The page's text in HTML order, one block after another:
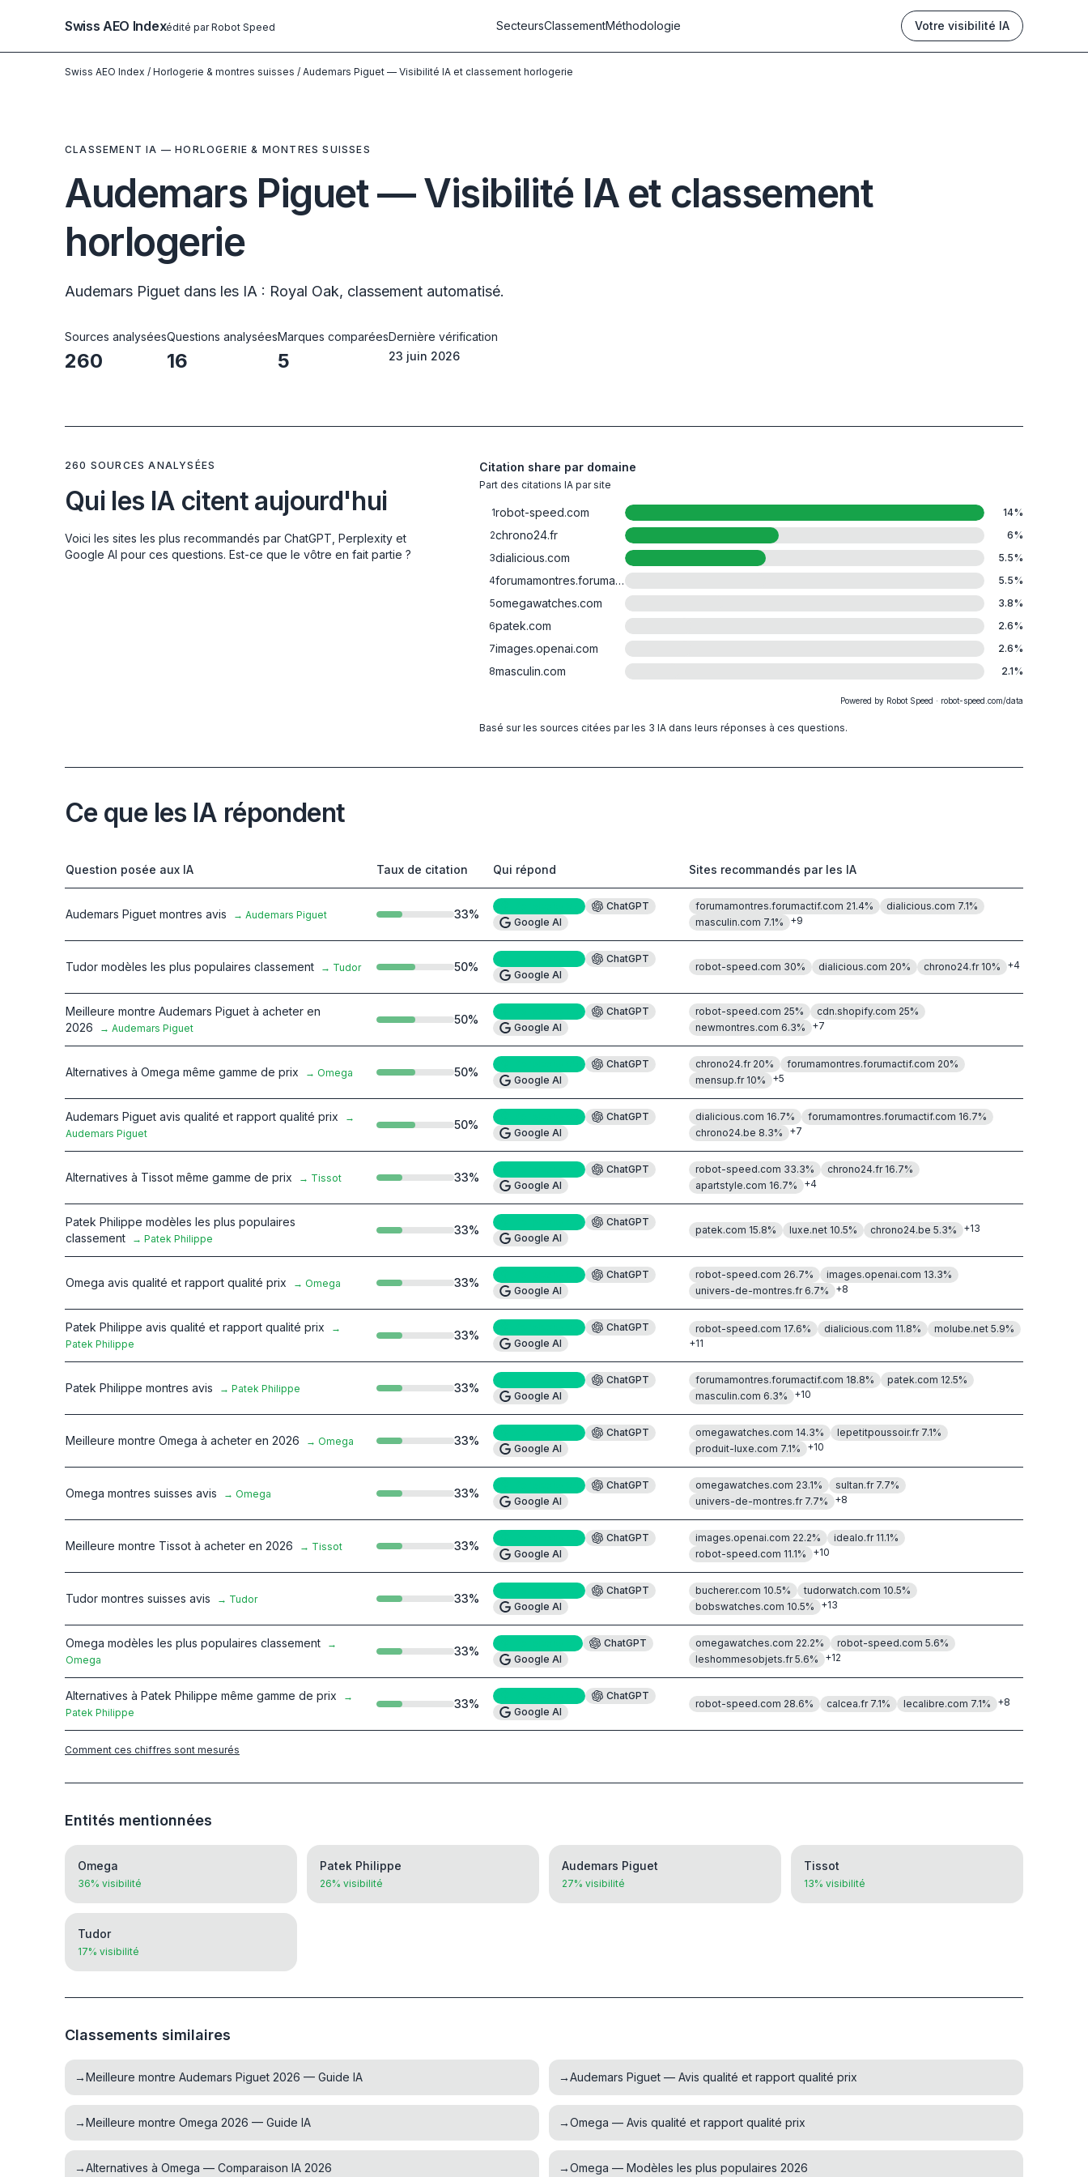
Swiss AEO Indexédité par Robot Speed SecteursClassementMéthodologie Votre visibilité IA
Swiss AEO Index / Horlogerie & montres suisses / Audemars Piguet — Visibilité IA et classement horlogerie
CLASSEMENT IA — HORLOGERIE & MONTRES SUISSES
Audemars Piguet — Visibilité IA et classement
horlogerie
Audemars Piguet dans les IA : Royal Oak, classement automatisé.
Sources analysées
260
Questions analysées
16
Marques comparées
5
Dernière vérification
23 juin 2026
260 SOURCES ANALYSÉES
Qui les IA citent aujourd'hui
Voici les sites les plus recommandés par ChatGPT, Perplexity et
Google AI pour ces questions. Est-ce que le vôtre en fait partie ?
Citation share par domaine
Part des citations IA par site
1robot-speed.com 14%
2chrono24.fr 6%
3dialicious.com 5.5%
4
forumamontres.forumactif.com 5.5%
5omegawatches.com 3.8%
6patek.com 2.6%
7images.openai.com 2.6%
8masculin.com 2.1%
Powered by Robot Speed · robot-speed.com/data
Basé sur les sources citées par les 3 IA dans leurs réponses à ces questions.
Ce que les IA répondent
Question posée aux IA Taux de citation Qui répond Sites recommandés par les IA
Audemars Piguet montres avis → Audemars Piguet 33%
ChatGPT
Google AI
forumamontres.forumactif.com 21.4% dialicious.com 7.1%
masculin.com 7.1% +9
Tudor modèles les plus populaires classement → Tudor 50%
ChatGPT
Google AI
robot-speed.com 30% dialicious.com 20% chrono24.fr 10% +4
Meilleure montre Audemars Piguet à acheter en
2026
→ Audemars Piguet
50%
ChatGPT
Google AI
robot-speed.com 25% cdn.shopify.com 25%
newmontres.com 6.3% +7
Alternatives à Omega même gamme de prix → Omega 50%
ChatGPT
Google AI
chrono24.fr 20% forumamontres.forumactif.com 20%
mensup.fr 10% +5
Audemars Piguet avis qualité et rapport qualité prix
→
Audemars Piguet
50%
ChatGPT
Google AI
dialicious.com 16.7% forumamontres.forumactif.com 16.7%
chrono24.be 8.3% +7
Alternatives à Tissot même gamme de prix → Tissot 33%
ChatGPT
Google AI
robot-speed.com 33.3% chrono24.fr 16.7%
apartstyle.com 16.7% +4
Patek Philippe modèles les plus populaires
classement
→ Patek Philippe
33%
ChatGPT
Google AI
patek.com 15.8% luxe.net 10.5% chrono24.be 5.3% +13
Omega avis qualité et rapport qualité prix → Omega 33%
ChatGPT
Google AI
robot-speed.com 26.7% images.openai.com 13.3%
univers-de-montres.fr 6.7% +8
Patek Philippe avis qualité et rapport qualité prix
→
Patek Philippe
33%
ChatGPT
Google AI
robot-speed.com 17.6% dialicious.com 11.8% molube.net 5.9%
+11
Patek Philippe montres avis → Patek Philippe 33%
ChatGPT
Google AI
forumamontres.forumactif.com 18.8% patek.com 12.5%
masculin.com 6.3% +10
Meilleure montre Omega à acheter en 2026 → Omega 33%
ChatGPT
Google AI
omegawatches.com 14.3% lepetitpoussoir.fr 7.1%
produit-luxe.com 7.1% +10
Omega montres suisses avis → Omega 33%
ChatGPT
Google AI
omegawatches.com 23.1% sultan.fr 7.7%
univers-de-montres.fr 7.7% +8
Meilleure montre Tissot à acheter en 2026 → Tissot 33%
ChatGPT
Google AI
images.openai.com 22.2% idealo.fr 11.1%
robot-speed.com 11.1% +10
Tudor montres suisses avis → Tudor 33%
ChatGPT
Google AI
bucherer.com 10.5% tudorwatch.com 10.5%
bobswatches.com 10.5% +13
Omega modèles les plus populaires classement
→
Omega
33%
ChatGPT
Google AI
omegawatches.com 22.2% robot-speed.com 5.6%
leshommesobjets.fr 5.6% +12
Alternatives à Patek Philippe même gamme de prix
→
Patek Philippe
33%
ChatGPT
Google AI
robot-speed.com 28.6% calcea.fr 7.1% lecalibre.com 7.1% +8
Comment ces chiffres sont mesurés
Entités mentionnées
Omega
36% visibilité
Patek Philippe
26% visibilité
Audemars Piguet
27% visibilité
Tissot
13% visibilité
Tudor
17% visibilité
Classements similaires
→Meilleure montre Audemars Piguet 2026 — Guide IA →Audemars Piguet — Avis qualité et rapport qualité prix
→Meilleure montre Omega 2026 — Guide IA →Omega — Avis qualité et rapport qualité prix
→Alternatives à Omega — Comparaison IA 2026 →Omega — Modèles les plus populaires 2026